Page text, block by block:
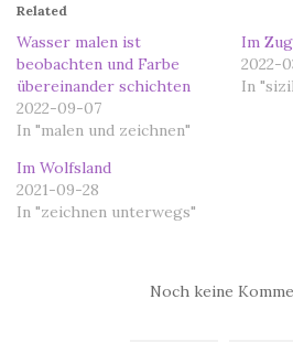
Related
Wasser malen ist
beobachten und Farbe
übereinander schichten
2022-09-07
In "malen und zeichnen"
Im Zug
2022-
In
Im Wolfsland
2021-09-28
In "zeichnen unterwegs"
Noch keine